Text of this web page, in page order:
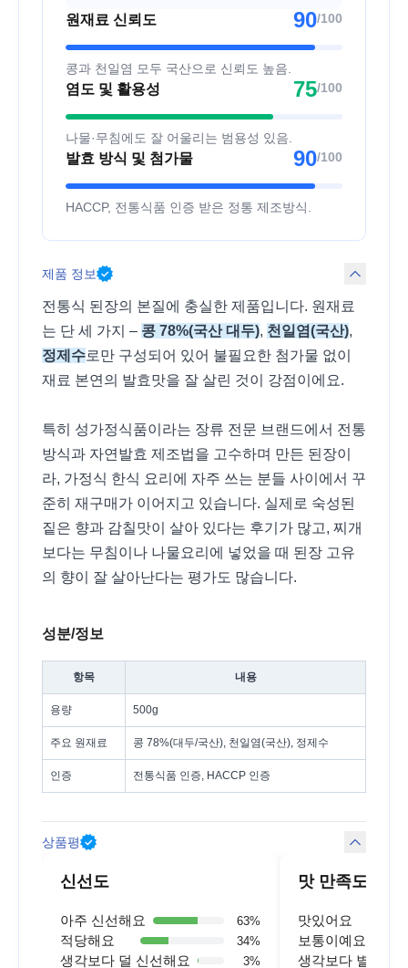
원재료 신뢰도 90/100
콩과 천일염 모두 국산으로 신뢰도 높음.
염도 및 활용성 75/100
나물·무침에도 잘 어울리는 범용성 있음.
발효 방식 및 첨가물 90/100
HACCP, 전통식품 인증 받은 정통 제조방식.
제품 정보
전통식 된장의 본질에 충실한 제품입니다. 원재료
는 단 세 가지 – 콩 78%(국산 대두), 천일염(국산),
정제수로만 구성되어 있어 불필요한 첨가물 없이
재료 본연의 발효맛을 잘 살린 것이 강점이에요.
특히 성가정식품이라는 장류 전문 브랜드에서 전통
방식과 자연발효 제조법을 고수하며 만든 된장이
라, 가정식 한식 요리에 자주 쓰는 분들 사이에서 꾸
준히 재구매가 이어지고 있습니다. 실제로 숙성된
짙은 향과 감칠맛이 살아 있다는 후기가 많고, 찌개
보다는 무침이나 나물요리에 넣었을 때 된장 고유
의 향이 잘 살아난다는 평가도 많습니다.
성분/정보
항목 내용
용량 500g
주요 원재료 콩 78%(대두/국산), 천일염(국산), 정제수
인증 전통식품 인증, HACCP 인증
상품평
신선도
아주 신선해요 63%
적당해요 34%
생각보다 덜 신선해요 3%
맛 만족도
맛있어요
보통이예요
생각보다 별로예